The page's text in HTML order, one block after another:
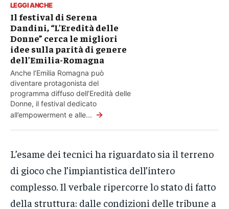
LEGGI ANCHE
Il festival di Serena
Dandini, “L’Eredità delle
Donne” cerca le migliori
idee sulla parità di genere
dell’Emilia-Romagna
Anche l’Emilia Romagna può
diventare protagonista del
programma diffuso dell’Eredità delle
Donne, il festival dedicato
all’empowerment e alle... →
L’esame dei tecnici ha riguardato sia il terreno
di gioco che l’impiantistica dell’intero
complesso. Il verbale ripercorre lo stato di fatto
della struttura: dalle condizioni delle tribune a